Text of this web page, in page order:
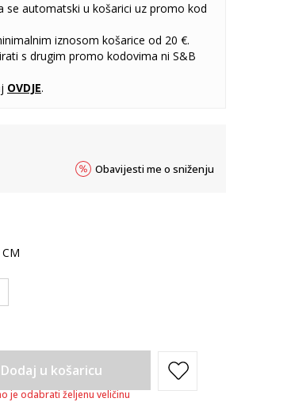
se automatski u košarici uz promo kod
iznosom košarice od 20 €.
s drugim promo kodovima ni S&B
OVDJE.
Obavijesti me o sniženju
Dodaj u košaricu
je odabrati željenu veličinu